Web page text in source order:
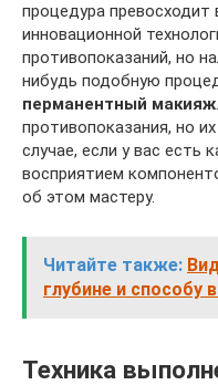
процедура превосходит
инновационной
противопоказаний, но
нибудь подобную
перманентный макияж
противопоказания, но
случае, если у вас есть
восприятием
об этом мастеру.
Читайте также:
глубине и способу
Техника